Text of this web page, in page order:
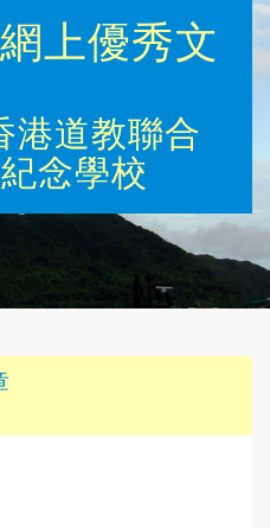
上優秀文
港道教聯合
念學校